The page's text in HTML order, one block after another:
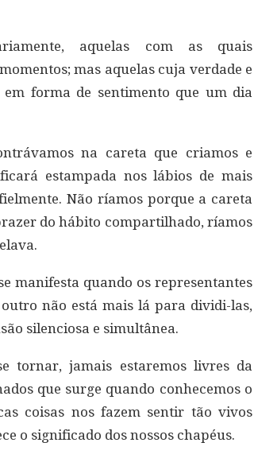
aquelas com as quais
mas aquelas cuja verdade e
forma de sentimento que um dia
na careta que criamos e
estampada nos lábios de mais
Não ríamos porque a careta
do hábito compartilhado, ríamos
manifesta quando os representantes
não está mais lá para dividi-las,
silenciosa e simultânea.
tornar, jamais estaremos livres da
que surge quando conhecemos o
coisas nos fazem sentir tão vivos
o significado dos nossos chapéus.